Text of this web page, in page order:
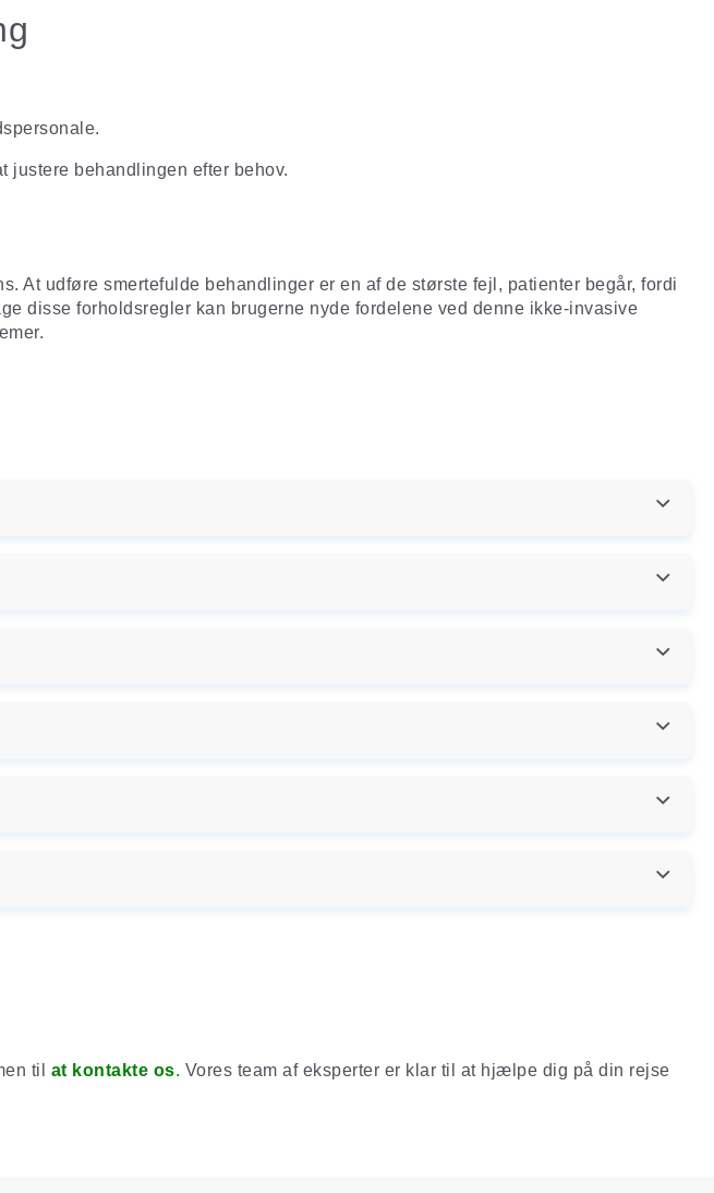
behandlingen efter behov.
At udføre smertefulde behandlinger er en af de største fejl, patienter begår, fordi
disse forholdsregler kan brugerne nyde fordelene ved denne ikke-invasive
til at kontakte os. Vores team af eksperter er klar til at hjælpe dig på din rejse